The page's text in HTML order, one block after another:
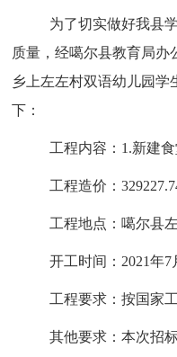
为了切实做好我县
质量，经噶尔县教育局办
乡上左左村双语幼儿园学
下：
工程内容： 1.新建
工程造价 ：
工程地点： 噶尔县
开工时间：2021年7
工程要求：按国家
其他要求：本次招